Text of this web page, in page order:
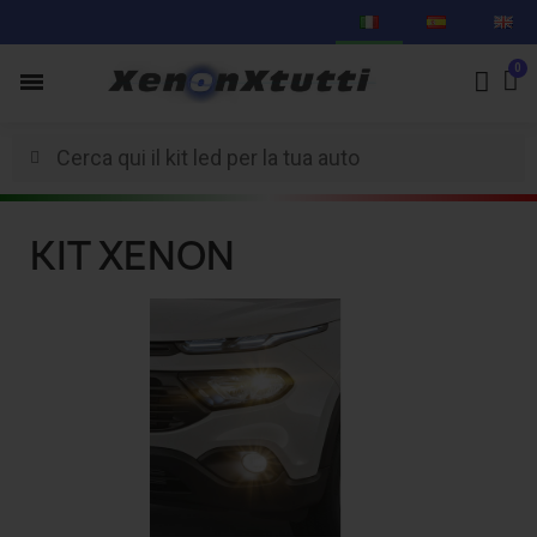
KIT XENON